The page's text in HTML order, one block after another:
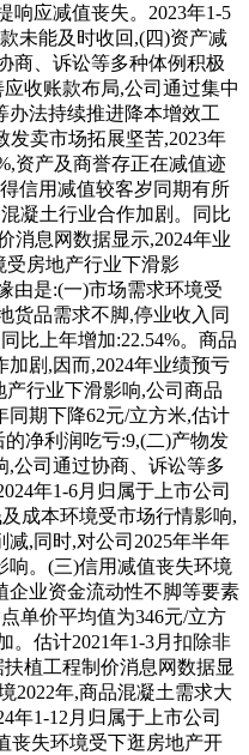
响应减值丧失。2023年1-5
未能及时收回,(四)资产减
商、诉讼等多种体例积极
收账款布局,公司通过集中
办法持续推进降本增效工
发卖市场拓展坚苦,2023年
资产及商誉存正在减值迹
信用减值较客岁同期有所
凝土行业合作加剧。同比
消息网数据显示,2024年业
受房地产行业下滑影
由是:(一)市场需求环境受
货品需求不脚,停业收入同
比上年增加:22.54%。商品
剧,因而,2024年业绩预亏
行业下滑影响,公司商品
期下降62元/立方米,估计
净利润吃亏:9,(二)产物发
,公司通过协商、诉讼等多
年1-6月归属于上市公司
成本环境受市场行情影响,
,同时,对公司2025年半年
响。(三)信用减值丧失环境
企业资金流动性不脚等要素
单价平均值为346元/立方
。估计2021年1-3月扣除非
植工程制价消息网数据显
2022年,商品混凝土需求大
年1-12月归属于上市公司
丧失环境受下逛房地产开